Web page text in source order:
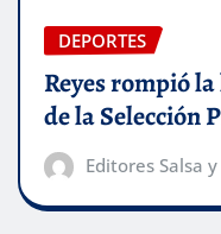
DEPORTES
Reyes rompió
de la Selección
Editores Salsa